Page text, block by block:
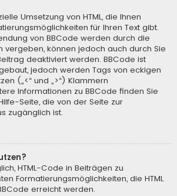
Umsetzung von HTML, die Ihnen
für Ihren Text gibt.
von BBCode werden durch die
vergeben, können jedoch auch durch Sie
deaktiviert werden. BBCode ist
jedoch werden Tags von eckigen
(„<“ und „>“) Klammern
Informationen zu BBCode finden Sie
Seite, die von der Seite zur
zugänglich ist.
HTML-Code in Beiträgen zu
Formatierungsmöglichkeiten, die HTML
erreicht werden.